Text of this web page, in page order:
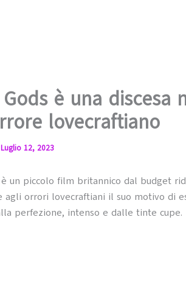
è una discesa
lovecraftiano
Luglio 12, 2023
è un piccolo film britannico dal budget
agli orrori lovecraftiani il suo motivo di
perfezione, intenso e dalle tinte cupe.